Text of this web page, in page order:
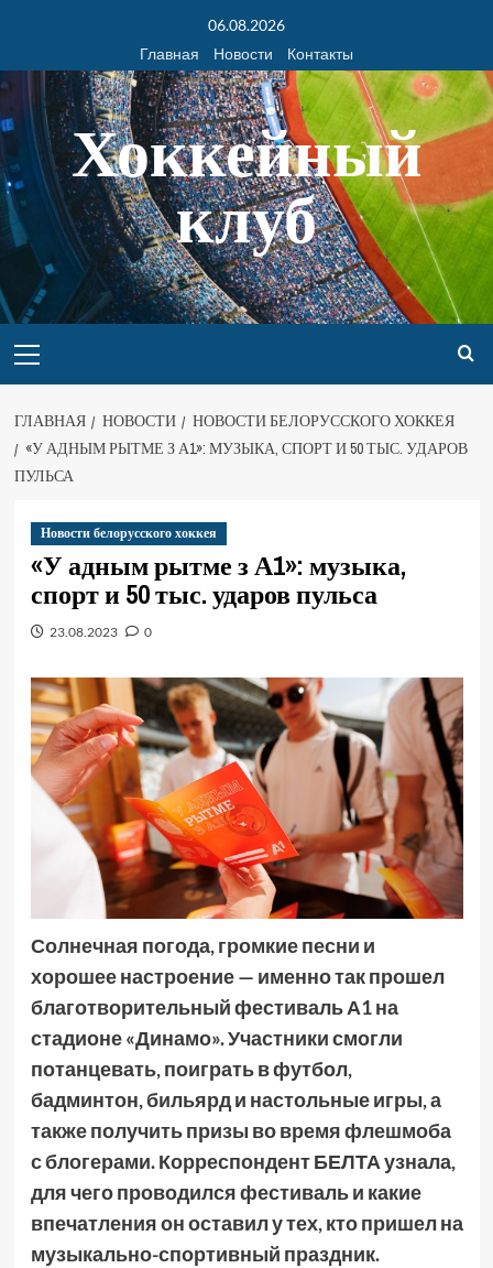
06.08.2026
Главная
Новости Контакты
Хоккейный
клуб
ГЛАВНАЯ НОВОСТИ
НОВОСТИ БЕЛОРУССКОГО ХОККЕЯ
«У АДНЫМ РЫТМЕ З А1»: МУЗЫКА, СПОРТ И 50 ТЫС. УДАРОВ
ПУЛЬСА
Новости белорусского хоккея
«У адным рытме з А1»: музыка,
спорт и 50 тыс. ударов пульса
23.08.2023 0
Солнечная погода, громкие песни и
хорошее настроение — именно так прошел
благотворительный фестиваль А1 на
стадионе «Динамо». Участники смогли
потанцевать, поиграть в футбол,
бадминтон, бильярд и настольные игры, а
также получить призы во время флешмоба
с блогерами. Корреспондент БЕЛТА узнала,
для чего проводился фестиваль и какие
впечатления он оставил у тех, кто пришел на
музыкально-спортивный праздник.